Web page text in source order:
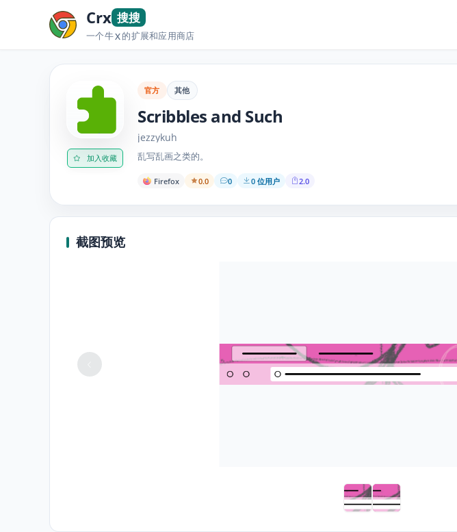
Crx 搜搜
一个牛X的扩展和应用商店
加入收藏
官方 其他
Scribbles and Such
jezzykuh
乱写乱画之类的。
Firefox 0.0 0 0 位用户 2.0
截图预览